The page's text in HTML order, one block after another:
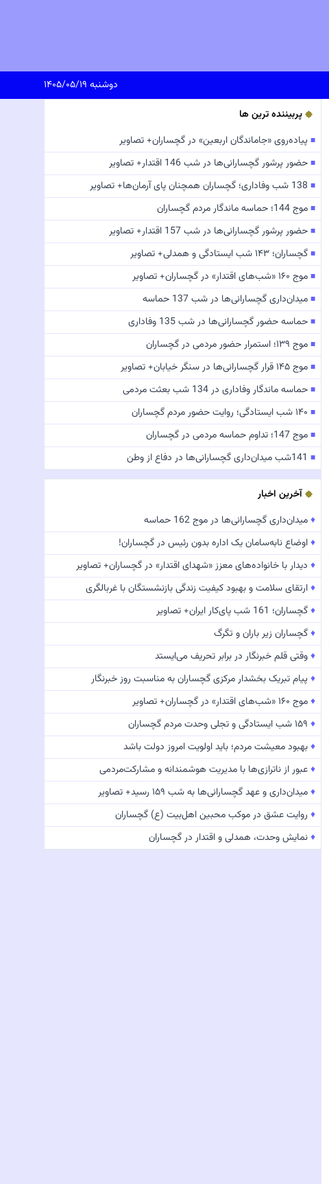
دوشنبه ۱۴۰۵/۰۵/۱۹
پربیننده ترین ها
■ پیاده‌روی «جاماندگان اربعین» در گچساران+ تصاویر
■ حضور پرشور گچسارانی‌ها در شب 146 اقتدار+ تصاویر
■ 138 شب وفاداری؛ گچساران همچنان پای آرمان‌ها+ تصاویر
■ موج 144؛ حماسه ماندگار مردم گچساران
■ حضور پرشور گچسارانی‌ها در شب 157 اقتدار+ تصاویر
■ گچساران؛ ۱۴۳ شب ایستادگی و همدلی+ تصاویر
■ موج ۱۶۰ «شب‌های اقتدار» در گچساران+ تصاویر
■ میدان‌داری گچسارانی‌ها در شب 137 حماسه
■ حماسه حضور گچسارانی‌ها در شب 135 وفاداری
■ موج ۱۳۹؛ استمرار حضور مردمی در گچساران
■ موج ۱۴۵ قرار گچسارانی‌ها در سنگر خیابان+ تصاویر
■ حماسه ماندگار وفاداری در 134 شب بعثت مردمی
■ ۱۴۰ شب ایستادگی؛ روایت حضور مردم گچساران
■ موج 147؛ تداوم حماسه مردمی در گچساران
■ 141شب میدان‌داری گچسارانی‌ها در دفاع از وطن
آخرین اخبار
♦میدان‌داری گچسارانی‌ها در موج 162 حماسه
♦اوضاع نابه‌سامان یک اداره بدون رئیس در گچساران!
♦ دیدار با خانواده‌های معزز «شهدای اقتدار» در گچساران+ تصاویر
♦ارتقای سلامت و بهبود کیفیت زندگی بازنشستگان با غربالگری
♦گچساران؛ 161 شب پای‌کار ایران+ تصاویر
♦گچساران زیر باران و تگرگ
♦وقتی قلم خبرنگار در برابر تحریف می‌ایستد
♦ پیام تبریک بخشدار مرکزی گچساران به مناسبت روز خبرنگار
♦موج ۱۶۰ «شب‌های اقتدار» در گچساران+ تصاویر
♦ ۱۵۹ شب ایستادگی و تجلی وحدت مردم گچساران
♦بهبود معیشت مردم؛ باید اولویت امروز دولت باشد
♦عبور از ناترازی‌ها با مدیریت هوشمندانه و مشارکت‌مردمی
♦میدان‌داری و عهد گچسارانی‌ها به شب ۱۵۹ رسید+ تصاویر
♦ روایت عشق در موکب محبین اهل‌بیت (ع) گچساران
♦نمایش وحدت، همدلی و اقتدار در گچساران